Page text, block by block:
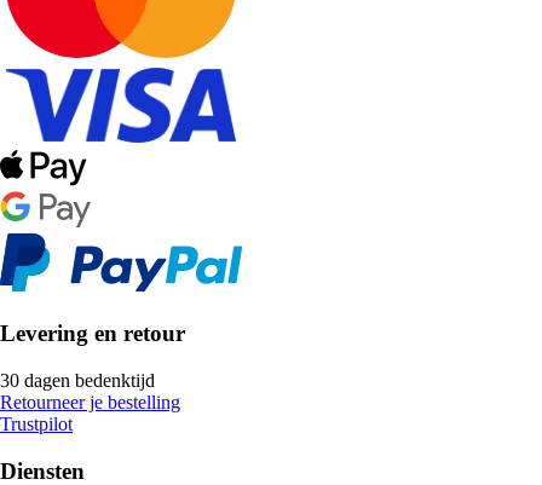
Levering en retour
30 dagen bedenktijd
Retourneer je bestelling
Trustpilot
Diensten